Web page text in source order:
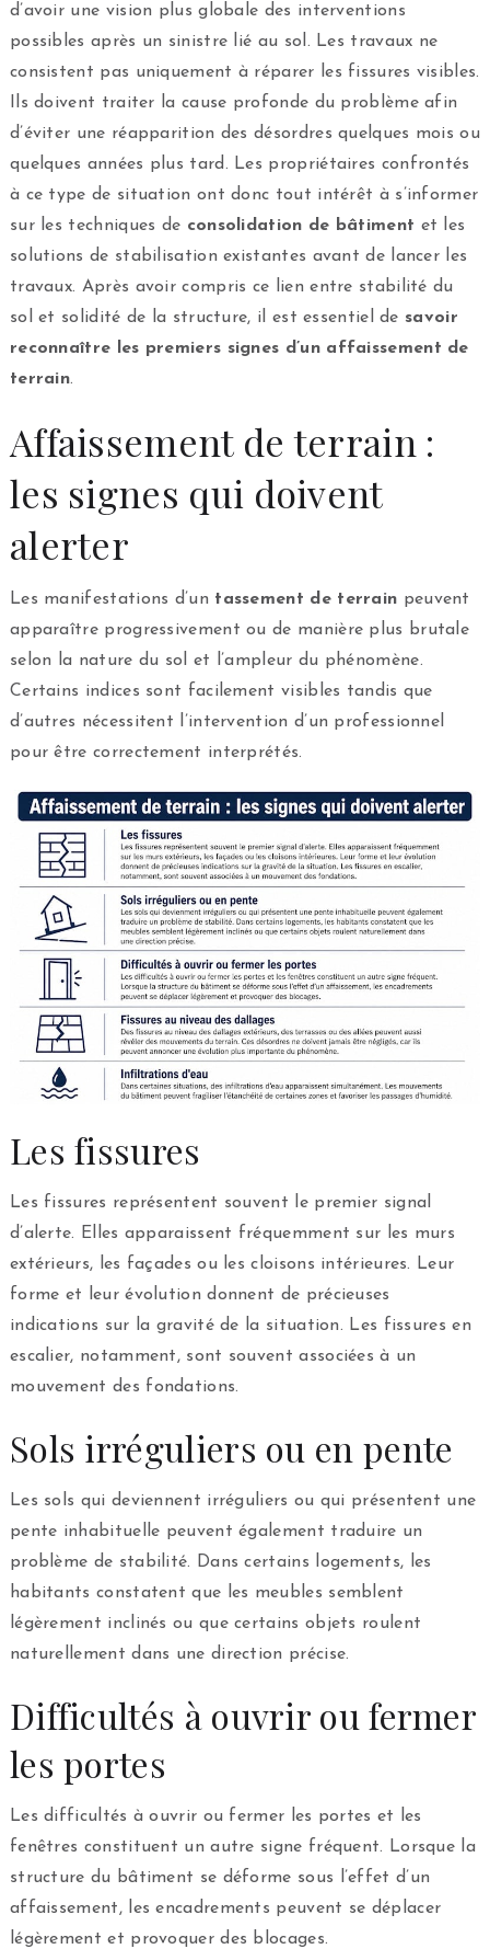
d’avoir une vision plus globale des interventions
possibles après un sinistre lié au sol. Les travaux ne
consistent pas uniquement à réparer les fissures visibles.
Ils doivent traiter la cause profonde du problème afin
d’éviter une réapparition des désordres quelques mois ou
quelques années plus tard. Les propriétaires confrontés
à ce type de situation ont donc tout intérêt à s’informer
sur les techniques de consolidation de bâtiment et les
solutions de stabilisation existantes avant de lancer les
travaux. Après avoir compris ce lien entre stabilité du
sol et solidité de la structure, il est essentiel de savoir
reconnaître les premiers signes d’un affaissement de
terrain.
Affaissement de terrain :
les signes qui doivent
alerter
Les manifestations d’un tassement de terrain peuvent
apparaître progressivement ou de manière plus brutale
selon la nature du sol et l’ampleur du phénomène.
Certains indices sont facilement visibles tandis que
d’autres nécessitent l’intervention d’un professionnel
pour être correctement interprétés.
Les fissures
Les fissures représentent souvent le premier signal
d’alerte. Elles apparaissent fréquemment sur les murs
extérieurs, les façades ou les cloisons intérieures. Leur
forme et leur évolution donnent de précieuses
indications sur la gravité de la situation. Les fissures en
escalier, notamment, sont souvent associées à un
mouvement des fondations.
Sols irréguliers ou en pente
Les sols qui deviennent irréguliers ou qui présentent une
pente inhabituelle peuvent également traduire un
problème de stabilité. Dans certains logements, les
habitants constatent que les meubles semblent
légèrement inclinés ou que certains objets roulent
naturellement dans une direction précise.
Difficultés à ouvrir ou fermer
les portes
Les difficultés à ouvrir ou fermer les portes et les
fenêtres constituent un autre signe fréquent. Lorsque la
structure du bâtiment se déforme sous l’effet d’un
affaissement, les encadrements peuvent se déplacer
légèrement et provoquer des blocages.